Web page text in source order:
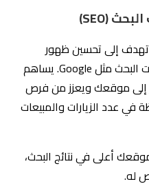
إلى تحسين ظهور
موقعك على صفحات نتائج محركات البحث مثل Google. يساهم
إلى موقعك ويعزز من فرص
عدد الزيارات والمبيعات
أعلى في نتائج البحث،
له.